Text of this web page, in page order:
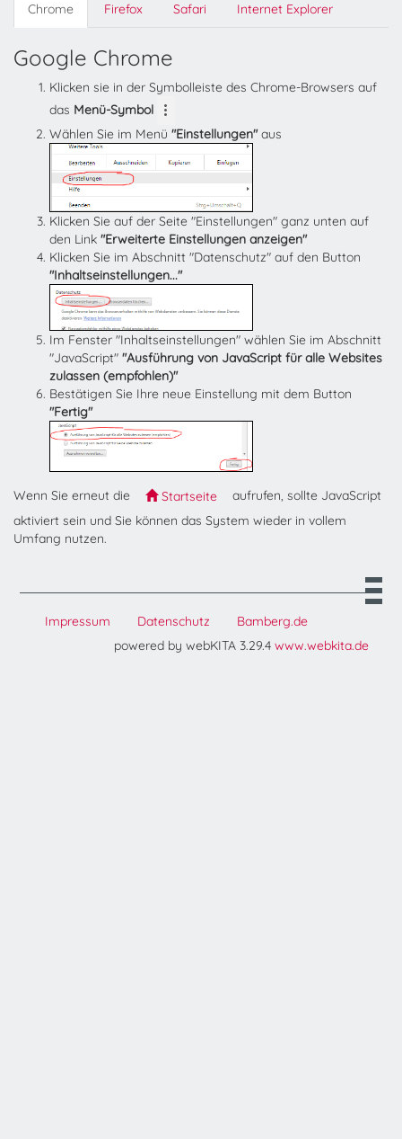
Chrome Firefox Safari Internet Explorer
Google Chrome
Klicken sie in der Symbolleiste des Chrome-Browsers auf
das Menü-Symbol
Wählen Sie im Menü "Einstellungen"aus
Klicken Sie auf der Seite "Einstellungen" ganz unten auf
den Link "Erweiterte Einstellungen anzeigen"
Klicken Sie im Abschnitt "Datenschutz" auf den Button
"Inhaltseinstellungen..."
Im Fenster "Inhaltseinstellungen" wählen Sie im Abschnitt
"JavaScript" "Ausführung von JavaScript für alle Websites
zulassen (empfohlen)"
Bestätigen Sie Ihre neue Einstellung mit dem Button
"Fertig"
Wenn Sie erneut die Startseite
aufrufen, sollte JavaScript
aktiviert sein und Sie können das System wieder in vollem
Umfang nutzen.
Impressum Datenschutz
Bamberg.de
powered by webKITA 3.29.4 www.webkita.de